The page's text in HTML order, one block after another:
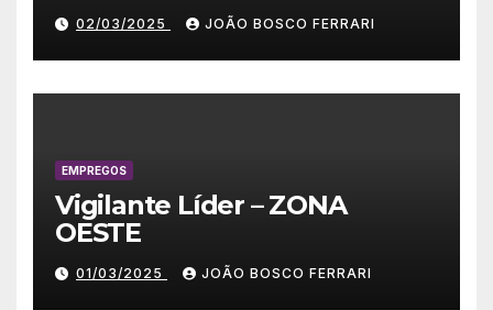
02/03/2025 JOÃO BOSCO FERRARI
EMPREGOS
Vigilante Líder – ZONA
OESTE
01/03/2025 JOÃO BOSCO FERRARI